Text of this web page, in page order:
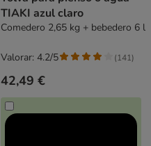
TIAKI azul claro
Comedero 2,65 kg + bebedero 6 l
42,49 €
Valorar: 4.2/5 (141)